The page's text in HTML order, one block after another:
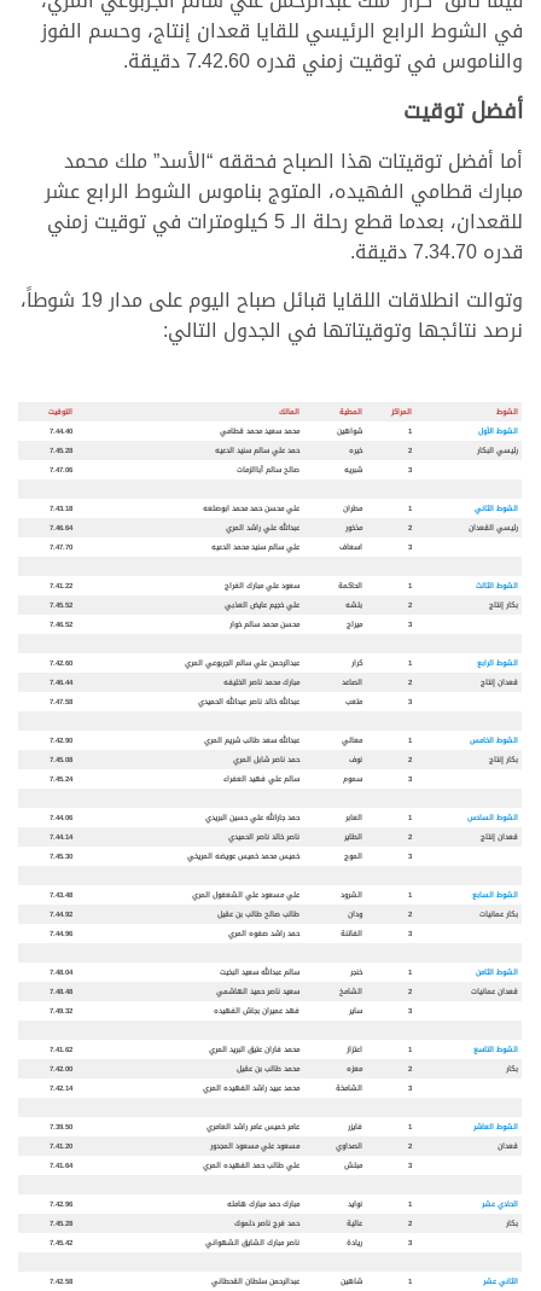
في الشوط الرابع الرئيسي للقايا قعدان إنتاج، وحسم الفوز
والناموس في توقيت زمني قدره 7.42.60 دقيقة.
أفضل توقيت
أما أفضل توقيتات هذا الصباح فحققه “الأسد” ملك محمد
مبارك قطامي الفهيده، المتوج بناموس الشوط الرابع عشر
للقعدان، بعدما قطع رحلة الـ 5 كيلومترات في توقيت زمني
قدره 7.34.70 دقيقة.
وتوالت انطلاقات اللقايا قبائل صباح اليوم على مدار 19 شوطاً،
نرصد نتائجها وتوقيتاتها في الجدول التالي:
الشوط المراكز المطية المالك
التوقيت
الشوط الأول
1 شواهين محمد سعيد محمد قطامي
7.44.40
رئيسي البكار
2 خيره حمد علي سالم سنيد الدعيه
7.45.28
3
شبريه صالح سالم أباالزمات 7.47.06
الشوط الثاني 1 مطران علي محسن حمد محمد ابوصلعه
7.43.18
رئيسي القعدان
2 مذخور عبدالله علي راشد المري
7.46.64
3
اسعاف علي سالم سنيد محمد الدعيه 7.47.70
الشوط الثالث 1 الحاكمة سعود علي مبارك الفراج
7.41.22
بكار إنتاج
2 بلشه علي خجيم عايض العذبي
7.45.52
3
ميراج محسن محمد سالم خوار 7.46.52
الشوط الرابع 1 كرار عبدالرحمن علي سالم الجربوعي المري
7.42.60
قعدان إنتاج
2 الصاعد مبارك محمد ناصر الخليفه
7.46.44
3
متعب عبدالله خالد ناصر عبدالله الحميدي 7.47.58
الشوط الخامس 1 معالي عبدالله سعد طالب شريم المري
7.42.90
بكار إنتاج
2 نوف حمد ناصر شابل المري
7.45.08
3
سموم سالم علي فهيد العفراء 7.45.24
الشوط السادس 1 العابر حمد جارالله علي حسين البريدي
7.44.06
قعدان إنتاج
2 الطاير ناصر خالد ناصر الحميدي
7.44.14
3
الموج خميس محمد خميس عويضه المريخي 7.45.30
الشوط السابع 1 الشرود علي مسعود علي الشعفول المري
7.43.48
بكار عمانيات
2 ودان طالب صالح طالب بن عقيل
7.44.92
3
الفاتنة حمد راشد صفوه المري 7.44.96
الشوط الثامن 1 خنجر سالم عبدالله سعيد البخيت
7.48.04
قعدان عمانيات
2 الشامخ سعيد ناصر حميد الهاشمي
7.48.48
3
ساير فهد عميران بجاش الفهيده 7.49.32
الشوط التاسع 1 اعتزاز محمد فاران عتيق البريد المري
7.41.62
بكار
2 معزه محمد طالب بن عقيل
7.42.00
3
الشامخة محمد عبيد راشد الفهيده المري 7.42.14
الشوط العاشر 1 فايزر عامر خميس عامر راشد العامري
7.39.50
قعدان
2 الصداوي مسعود علي مسعود المجدور
7.41.20
3
مبلش علي طالب حمد الفهيده المري 7.41.64
الحادي عشر 1 نوايد مبارك حمد مبارك هامله
7.42.96
بكار
2 عالية حمد فرج ناصر دلموك
7.45.28
3
ريادة ناصر مبارك الشايق الشهواني 7.45.42
الثاني عشر 1 شاهين عبدالرحمن سلطان القحطاني
7.42.58